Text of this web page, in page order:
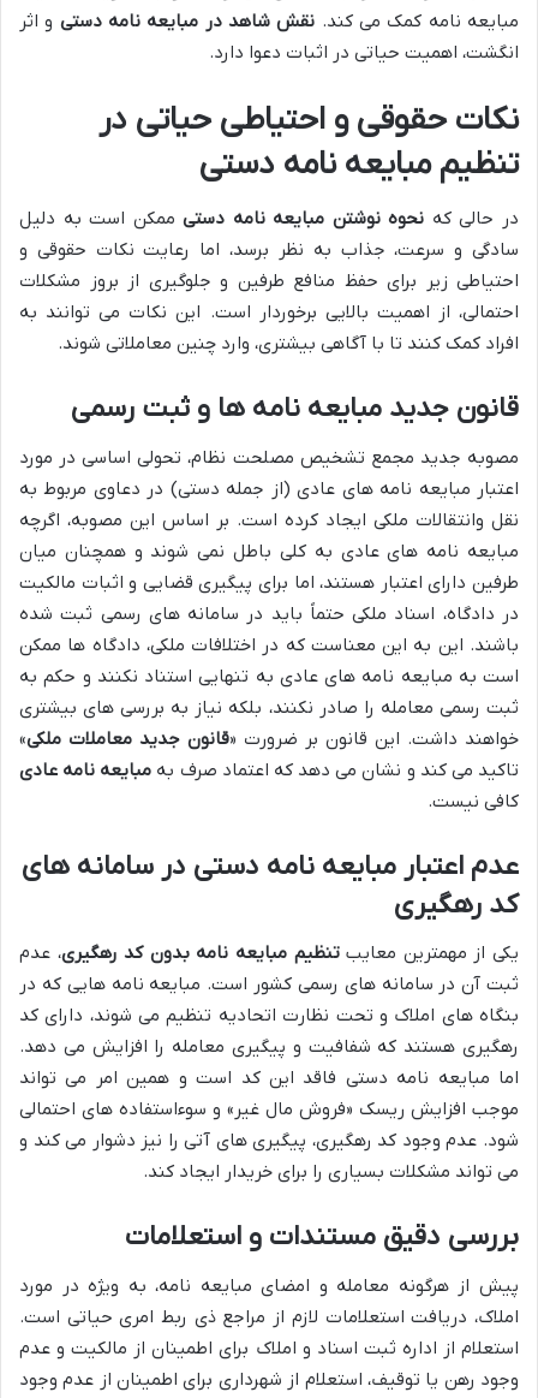
مبایعه نامه کمک می کند. نقش شاهد در مبایعه نامه دستی و اثر
انگشت، اهمیت حیاتی در اثبات دعوا دارد.
نکات حقوقی و احتیاطی حیاتی در
تنظیم مبایعه نامه دستی
در حالی که نحوه نوشتن مبایعه نامه دستیممکن است به دلیل
سادگی و سرعت، جذاب به نظر برسد، اما رعایت نکات حقوقی و
احتیاطی زیر برای حفظ منافع طرفین و جلوگیری از بروز مشکلات
احتمالی، از اهمیت بالایی برخوردار است. این نکات می توانند به
افراد کمک کنند تا با آگاهی بیشتری، وارد چنین معاملاتی شوند.
قانون جدید مبایعه نامه ها و ثبت رسمی
مصوبه جدید مجمع تشخیص مصلحت نظام، تحولی اساسی در مورد
اعتبار مبایعه نامه های عادی (از جمله دستی) در دعاوی مربوط به
نقل وانتقالات ملکی ایجاد کرده است. بر اساس این مصوبه، اگرچه
مبایعه نامه های عادی به کلی باطل نمی شوند و همچنان میان
طرفین دارای اعتبار هستند، اما برای پیگیری قضایی و اثبات مالکیت
در دادگاه، اسناد ملکی حتماً باید در سامانه های رسمی ثبت شده
باشند. این به این معناست که در اختلافات ملکی، دادگاه ها ممکن
است به مبایعه نامه های عادی به تنهایی استناد نکنند و حکم به
ثبت رسمی معامله را صادر نکنند، بلکه نیاز به بررسی های بیشتری
خواهند داشت. این قانون بر ضرورت «قانون جدید معاملات ملکی»
تاکید می کند و نشان می دهد که اعتماد صرف به مبایعه نامه عادی
کافی نیست.
عدم اعتبار مبایعه نامه دستی در سامانه های
کد رهگیری
یکی از مهمترین معایبتنظیم مبایعه نامه بدون کد رهگیری، عدم
ثبت آن در سامانه های رسمی کشور است. مبایعه نامه هایی که در
بنگاه های املاک و تحت نظارت اتحادیه تنظیم می شوند، دارای کد
رهگیری هستند که شفافیت و پیگیری معامله را افزایش می دهد.
اما مبایعه نامه دستی فاقد این کد است و همین امر می تواند
موجب افزایش ریسک «فروش مال غیر» و سوءاستفاده های احتمالی
شود. عدم وجود کد رهگیری، پیگیری های آتی را نیز دشوار می کند و
می تواند مشکلات بسیاری را برای خریدار ایجاد کند.
بررسی دقیق مستندات و استعلامات
پیش از هرگونه معامله و امضای مبایعه نامه، به ویژه در مورد
املاک، دریافت استعلامات لازم از مراجع ذی ربط امری حیاتی است.
استعلام از اداره ثبت اسناد و املاک برای اطمینان از مالکیت و عدم
وجود رهن یا توقیف، استعلام از شهرداری برای اطمینان از عدم وجود